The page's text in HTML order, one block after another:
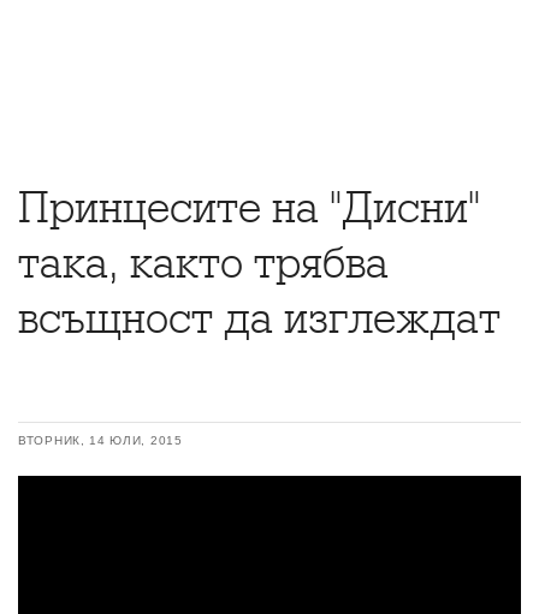
Принцесите на "Дисни"
така, както трябва
всъщност да изглеждат
ВТОРНИК, 14 ЮЛИ, 2015